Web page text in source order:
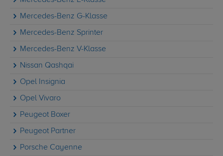
Mercedes-Benz G-Klasse
Mercedes-Benz Sprinter
Mercedes-Benz V-Klasse
Nissan Qashqai
Opel Insignia
Opel Vivaro
Peugeot Boxer
Peugeot Partner
Porsche Cayenne